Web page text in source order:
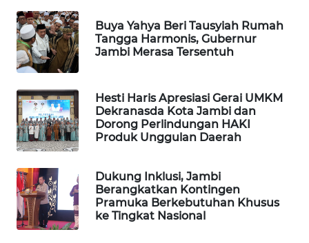
Buya Yahya Beri Tausyiah Rumah
Tangga Harmonis, Gubernur
Jambi Merasa Tersentuh
Hesti Haris Apresiasi Gerai UMKM
Dekranasda Kota Jambi dan
Dorong Perlindungan HAKI
Produk Unggulan Daerah
Dukung Inklusi, Jambi
Berangkatkan Kontingen
Pramuka Berkebutuhan Khusus
ke Tingkat Nasional
WALINKI
ID
ID
MARTABAT
NET
PLN
WATCH
MKLI